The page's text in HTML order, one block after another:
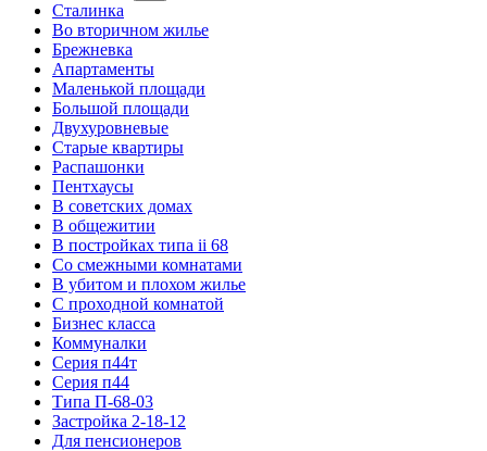
Сталинка
Во вторичном жилье
Брежневка
Апартаменты
Маленькой площади
Большой площади
Двухуровневые
Старые квартиры
Распашонки
Пентхаусы
В советских домах
В общежитии
В постройках типа ii 68
Со смежными комнатами
В убитом и плохом жилье
С проходной комнатой
Бизнес класса
Коммуналки
Серия п44т
Серия п44
Типа П-68-03
Застройка 2-18-12
Для пенсионеров